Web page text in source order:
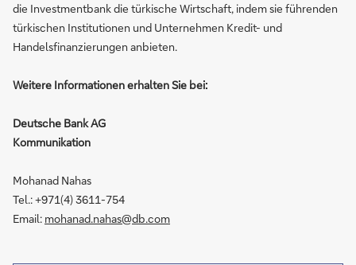
die Investmentbank die türkische Wirtschaft, indem sie führenden
türkischen Institutionen und Unternehmen Kredit- und
Handelsfinanzierungen anbieten.
Weitere Informationen erhalten Sie bei:
Deutsche Bank AG
Kommunikation
Mohanad Nahas
Tel.: +971(4) 3611-754
Email: mohanad.nahas@db.com